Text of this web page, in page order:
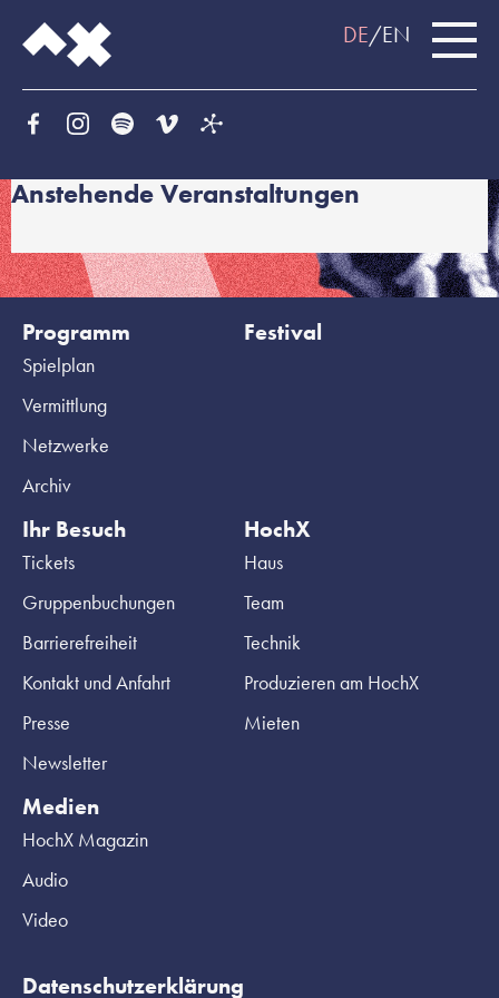
DE EN
Anstehende Veranstaltungen
Programm
Spielplan
Vermittlung
Netzwerke
Archiv
Festival
Ihr Besuch
Tickets
Gruppenbuchungen
Barrierefreiheit
Kontakt und Anfahrt
Presse
Newsletter
HochX
Haus
Team
Technik
Produzieren am HochX
Mieten
Medien
HochX Magazin
Audio
Video
Datenschutzerklärung